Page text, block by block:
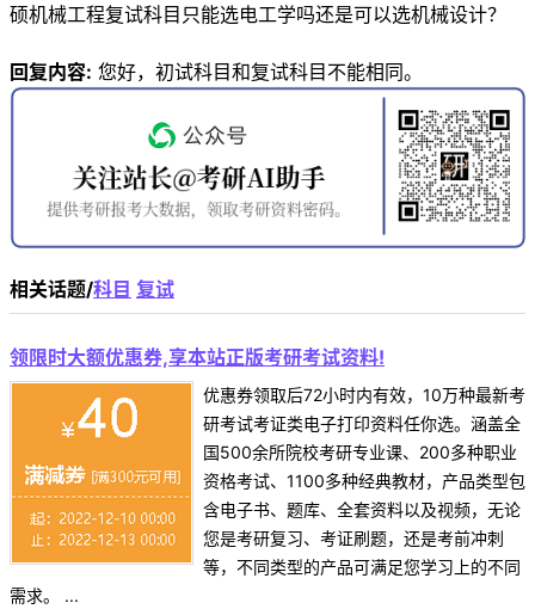
硕机械工程复试科目只能选电工学吗还是可以选机械设计？
回复内容: 您好，初试科目和复试科目不能相同。
相关话题/科目 复试
领限时大额优惠券,享本站正版考研考试资料!
优惠券领取后72小时内有效，10万种最新考
研考试考证类电子打印资料任你选。涵盖全
国500余所院校考研专业课、200多种职业
资格考试、1100多种经典教材，产品类型包
含电子书、题库、全套资料以及视频，无论
您是考研复习、考证刷题，还是考前冲刺
等，不同类型的产品可满足您学习上的不同
需求。 ...